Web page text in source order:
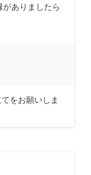
がありましたら
をお願いしま